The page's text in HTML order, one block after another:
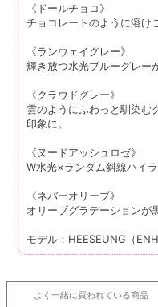
《ドールチョコ》
チョコレートのように溶け
《ランウェイグレー》
輝き放つ水光ブルーグレー
《クラウドグレー》
雲のようにふわっと馴染む
印象に。
《ヌードアッシュロゼ》
W水光×ランダム斜線ハイ
《ネバーオリーブ》
オリーブグラデーションが
モデル：HEESEUNG（
よく一緒に買われている商品